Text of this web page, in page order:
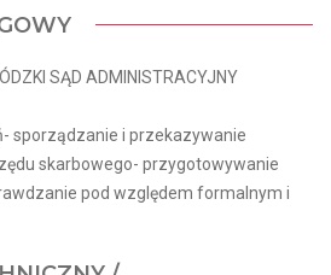
SĄD ADMINISTRACYJNY
sporządzanie i przekazywanie
skarbowego- przygotowywanie
pod względem formalnym i